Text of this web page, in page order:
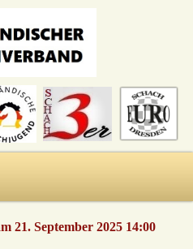
21. September 2025 14:00